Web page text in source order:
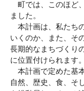
町では、このほど
ました。
本計画は、私たち
いくのか、また、そ
長期的なまちづくり
に位置付けられます。
本計画で定めた基
自然、歴史、食、そ